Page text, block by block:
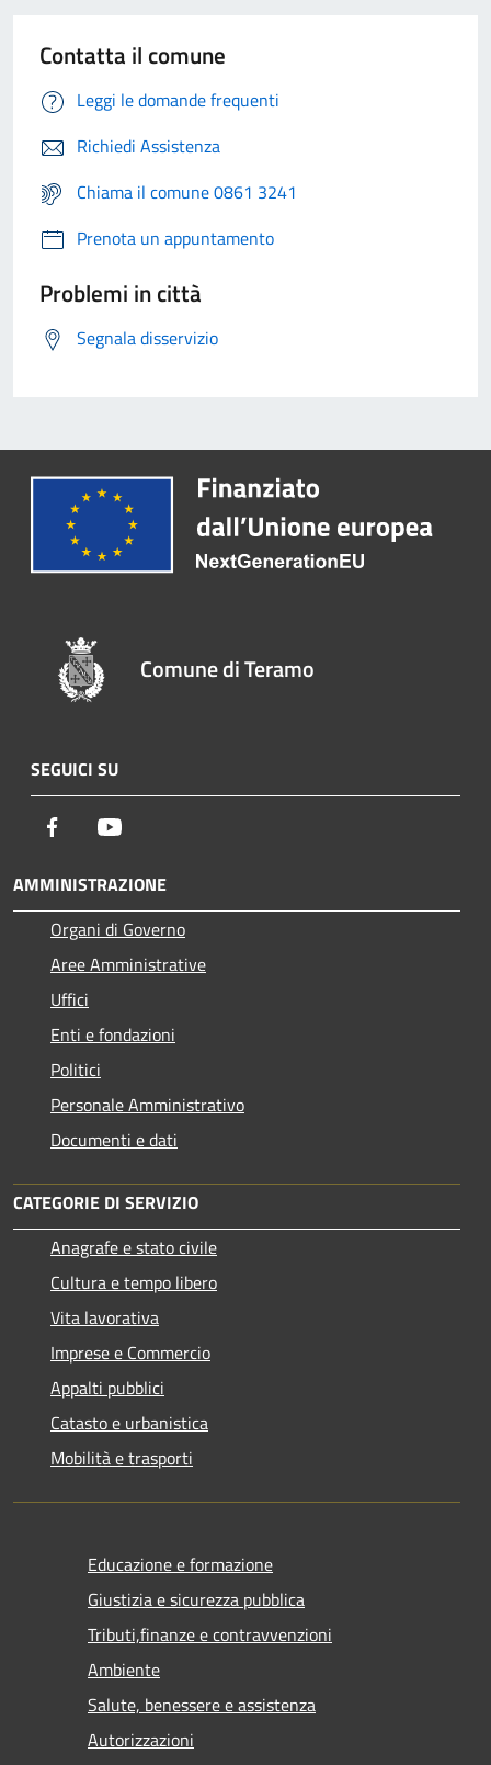
Contatta il comune
Leggi le domande frequenti
Richiedi Assistenza
Chiama il comune 0861 3241
Prenota un appuntamento
Problemi in città
Segnala disservizio
Comune di Teramo
SEGUICI SU
Facebook
AMMINISTRAZIONE
Organi di Governo
Aree Amministrative
Uffici
Enti e fondazioni
Politici
Personale Amministrativo
Documenti e dati
CATEGORIE DI SERVIZIO
Anagrafe e stato civile
Cultura e tempo libero
Vita lavorativa
Imprese e Commercio
Appalti pubblici
Catasto e urbanistica
Mobilità e trasporti
Educazione e formazione
Giustizia e sicurezza pubblica
Tributi,finanze e contravvenzioni
Ambiente
Salute, benessere e assistenza
Autorizzazioni